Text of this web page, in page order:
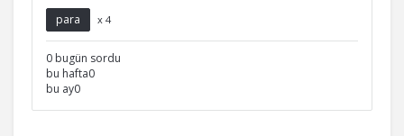
para x 4
0 bugün sordu
bu hafta0
bu ay0